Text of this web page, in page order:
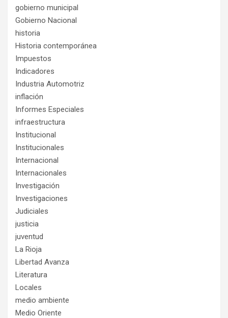
gobierno municipal
Gobierno Nacional
historia
Historia contemporánea
Impuestos
Indicadores
Industria Automotriz
inflación
Informes Especiales
infraestructura
Institucional
Institucionales
Internacional
Internacionales
Investigación
Investigaciones
Judiciales
justicia
juventud
La Rioja
Libertad Avanza
Literatura
Locales
medio ambiente
Medio Oriente